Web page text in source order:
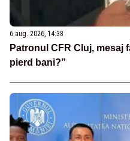
6 aug. 2026, 14:38
Patronul CFR Cluj, mesaj
pierd bani?”